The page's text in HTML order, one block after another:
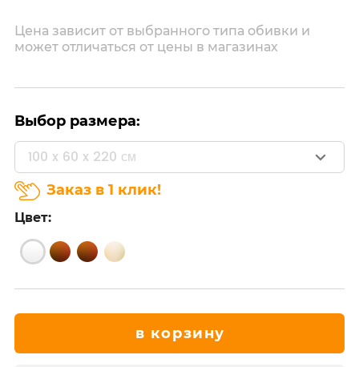
Цена зависит от выбранного типа обивки и
может отличаться от цены в магазинах
Выбор размера:
100 x 60 x 220 см
Заказ в 1 клик!
Цвет:
в корзину